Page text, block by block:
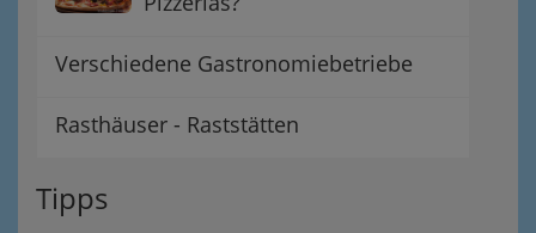
Verschiedene Gastronomiebetriebe
Rasthäuser - Raststätten
Tipps